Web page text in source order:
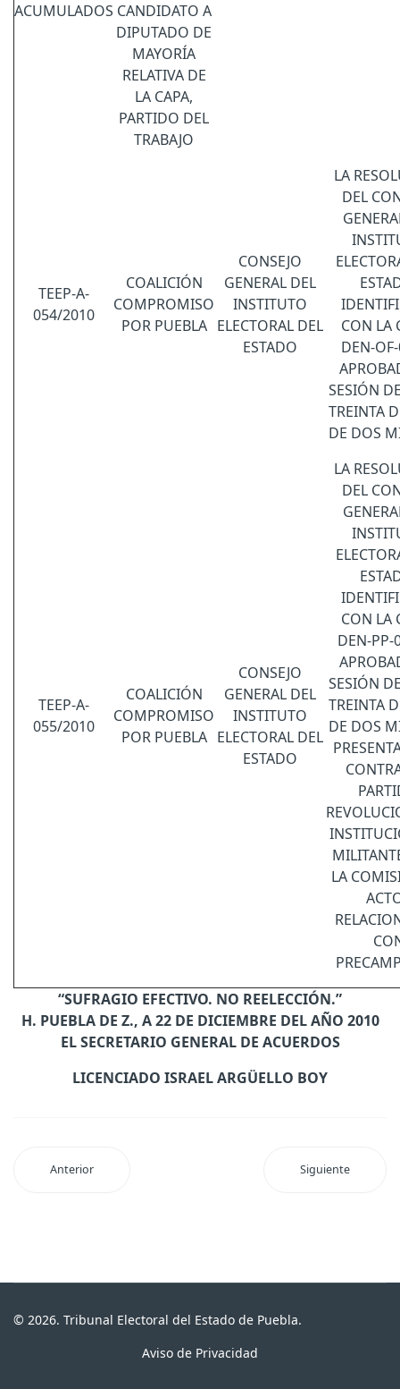
ACUMULADOS CANDIDATO A
DIPUTADO DE
MAYORÍA
RELATIVA DE
LA CAPA,
PARTIDO DEL
TRABAJO
TEEP-A-
054/2010
COALICIÓN
COMPROMISO
POR PUEBLA
CONSEJO
GENERAL DEL
INSTITUTO
ELECTORAL DEL
ESTADO
LA
DEL
CON LA
DEN-
SESIÓN
TREINTA
DE DOS
TEEP-A-
055/2010
COALICIÓN
COMPROMISO
POR PUEBLA
CONSEJO
GENERAL DEL
INSTITUTO
ELECTORAL DEL
ESTADO
LA
DEL
CON LA
DEN-
SESIÓN
TREINTA
DE DOS
LA
“SUFRAGIO EFECTIVO. NO REELECCIÓN.”
H. PUEBLA DE Z., A 22 DE DICIEMBRE DEL AÑO 2010
EL SECRETARIO GENERAL DE ACUERDOS
LICENCIADO ISRAEL ARGÜELLO BOY
Anterior Siguiente
© 2026. Tribunal Electoral del Estado de Puebla.
Aviso de Privacidad